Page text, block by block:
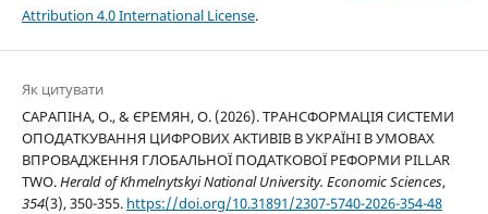
Attribution 4.0 International License.
Як цитувати
САРАПІНА, О., & ЄРЕМЯН, О. (2026). ТРАНСФОРМАЦІЯ СИСТЕМИ
ОПОДАТКУВАННЯ ЦИФРОВИХ АКТИВІВ В УКРАЇНІ В УМОВАХ
ВПРОВАДЖЕННЯ ГЛОБАЛЬНОЇ ПОДАТКОВОЇ РЕФОРМИ PILLAR
TWO.Herald of Khmelnytskyi National University. Economic Sciences,
354(3), 350-355. https://doi.org/10.31891/2307-5740-2026-354-48